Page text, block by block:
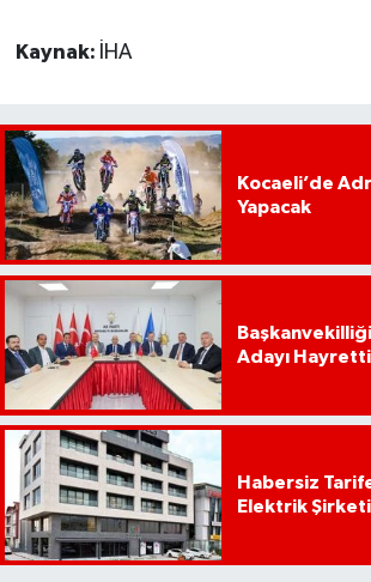
Kaynak: İHA
Kocaeli’de
Yapacak
Adayı
Habersiz
Elektrik